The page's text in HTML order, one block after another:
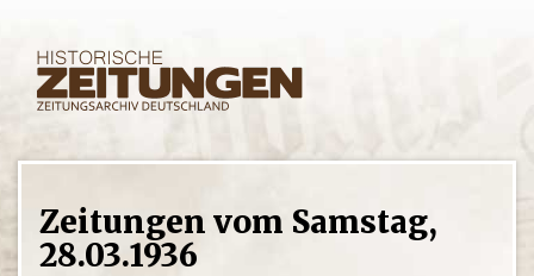
Zeitungen vom Samstag,
28.03.1936